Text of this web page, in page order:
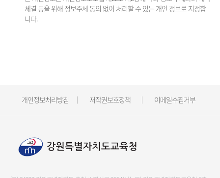
체결 등을 위해 정보주체 동의 없이 처리할 수 있는 개인 정보로 지정합
니다.
개인정보처리방침 저작권보호정책 이메일수집거부